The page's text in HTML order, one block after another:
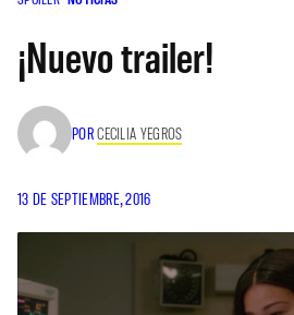
¡Nuevo trailer!
PORCECILIA YEGROS
13 DE SEPTIEMBRE, 2016